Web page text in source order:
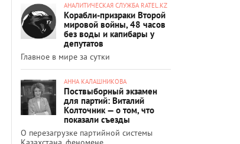
АНАЛИТИЧЕСКАЯ СЛУЖБА RATEL.KZ
Корабли-призраки Второй
мировой войны, 48 часов
без воды и капибары у
депутатов
Главное в мире за сутки
АННА КАЛАШНИКОВА
Поствыборный экзамен
для партий: Виталий
Колточник — о том, что
показали съезды
О перезагрузке партийной системы